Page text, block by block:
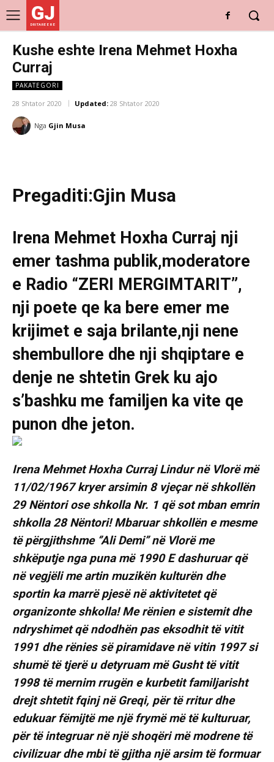
GJ
DRITARE E RE
Kushe eshte Irena Mehmet Hoxha
Curraj
PAKATEGORI
28 Shtator 2020 Updated: 28 Shtator 2020
Nga Gjin Musa
Pregaditi:Gjin Musa
Irena Mehmet Hoxha Curraj nji
emer tashma publik,moderatore
e Radio “ZERI MERGIMTARIT”,
nji poete qe ka bere emer me
krijimet e saja brilante,nji nene
shembullore dhe nji shqiptare e
denje ne shtetin Grek ku ajo
s’bashku me familjen ka vite qe
punon dhe jeton.
Irena Mehmet Hoxha Curraj Lindur në Vlorë më
11/02/1967 kryer arsimin 8 vjeçar në shkollën
29 Nëntori ose shkolla Nr. 1 që sot mban emrin
shkolla 28 Nëntori! Mbaruar shkollën e mesme
të përgjithshme ‘’Ali Demi’’ në Vlorë me
shkëputje nga puna më 1990 E dashuruar që
në vegjëli me artin muzikën kulturën dhe
sportin ka marrë pjesë në aktivitetet që
organizonte shkolla! Me rënien e sistemit dhe
ndryshimet që ndodhën pas eksodhit të vitit
1991 dhe rënies së piramidave në vitin 1997 si
shumë të tjerë u detyruam më Gusht të vitit
1998 të mernim rrugën e kurbetit familjarisht
drejt shtetit fqinj në Greqi, për të rritur dhe
edukuar fëmijtë me një frymë më të kulturuar,
për të integruar në një shoqëri më modrene të
civilizuar dhe mbi të gjitha një arsim të formuar